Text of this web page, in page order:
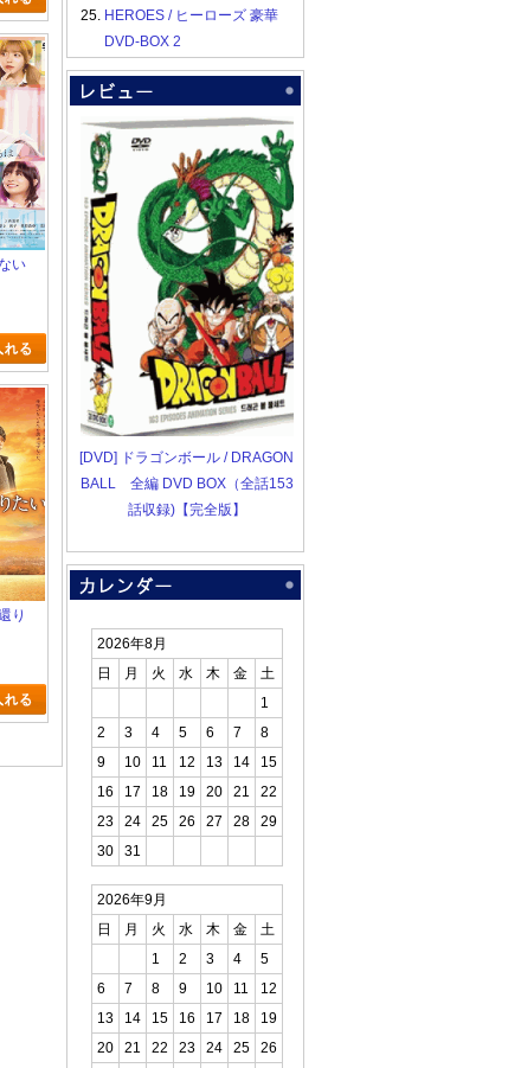
い
り
25. HEROES / ヒーローズ 豪華
DVD-BOX 2
[DVD] ドラゴンボール / DRAGON
BALL 全編 DVD BOX（全話153
話収録)【完全版】
2026年8月
日
月 火 水 木 金
土
1
2
3 4 5 6 7
8
9
10 11 12 13 14
15
16
17 18 19 20 21
22
23
24 25 26 27 28
29
30
31
2026年9月
日
月 火 水 木 金
土
1
2 3 4
5
6
7 8 9 10 11
12
13
14 15 16 17 18
19
20
21 22 23 24 25 26